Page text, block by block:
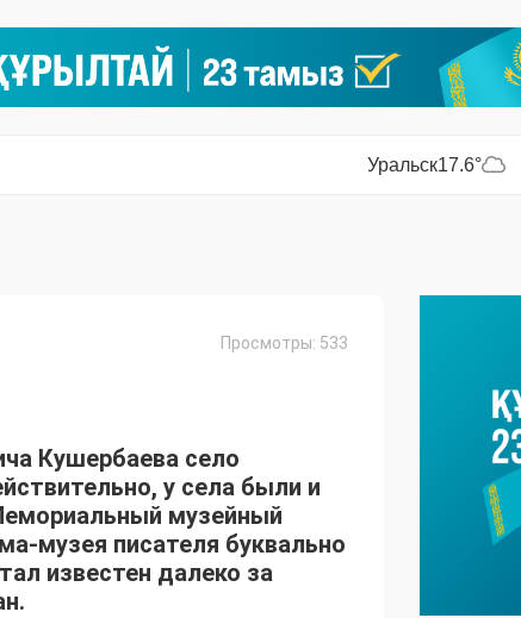
Уральск17.6°
Просмотры: 533
Кушербаева село
у села были и
музейный
музея писателя буквально
известен далеко за